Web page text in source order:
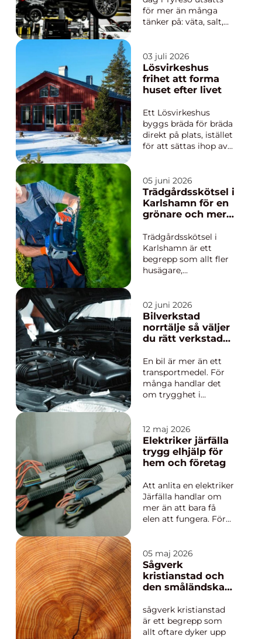
för mer än många
tänker på: väta, salt,
plötsliga
inbromsningar. Med
tiden slits motorolja,
bromsar, dä...
03 juli 2026
Lösvirkeshus
frihet att forma
huset efter livet
Ett Lösvirkeshus
byggs bräda för bräda
direkt på plats, istället
för att sättas ihop av
planlösning,
materialval och
arkitektur. Samtidigt
behåller du kontrollen
detaljer, från första
skiss til...
05 juni 2026
Trädgårdsskötsel i
Karlshamn för en
grönare och mer
Trädgårdsskötsel i
Karlshamn är ett
begrepp som allt fler
husägare,
sig för när kraven på
en välskött utemiljö
ökar. Många upplever
att t...
02 juni 2026
Bilverkstad
norrtälje så väljer
du rätt verkstad
En bil är mer än ett
transportmedel. För
många handlar det
om trygghet i
till jobbet, skolan,
fritidsaktiviteter och
släkt längre bort. När
något krånglar blir
bilverkstad Norrtälje
snabbt väldi...
12 maj 2026
Elektriker järfälla
trygg elhjälp för
hem och företag
Att anlita en elektriker
Järfälla handlar om
mer än att bara få
elen att fungera. För
säkerhet och att
slippa oroa sig för
dolda fel i väggarna.
När elen krånglar, när
eller när elbilen ska
laddas he...
05 maj 2026
Sågverk
kristianstad och
den småländska
hållbart virke
sågverk kristianstad
är ett begrepp som
allt oftare dyker upp